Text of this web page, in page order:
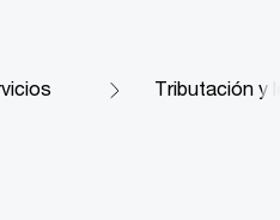
Tributación y